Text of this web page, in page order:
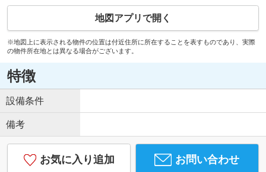
地図アプリで開く
※地図上に表示される物件の位置は付近住所に所在することを表すものであり、実際
の物件所在地とは異なる場合がございます。
特徴
設備条件
備考
お気に入り追加 お問い合わせ